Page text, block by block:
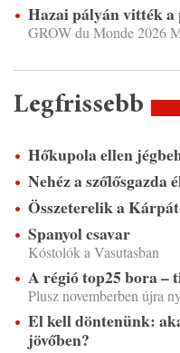
Hazai pályán vitték a
GROW du Monde 2026
Legfrissebb
Hőkupola ellen
Nehéz a szőlősgazda
Összeterelik a
Spanyol csavar
Kóstolók a Vasutasban
A régió top25 bora –
Plusz novemberben újra
El kell döntenünk:
jövőben?